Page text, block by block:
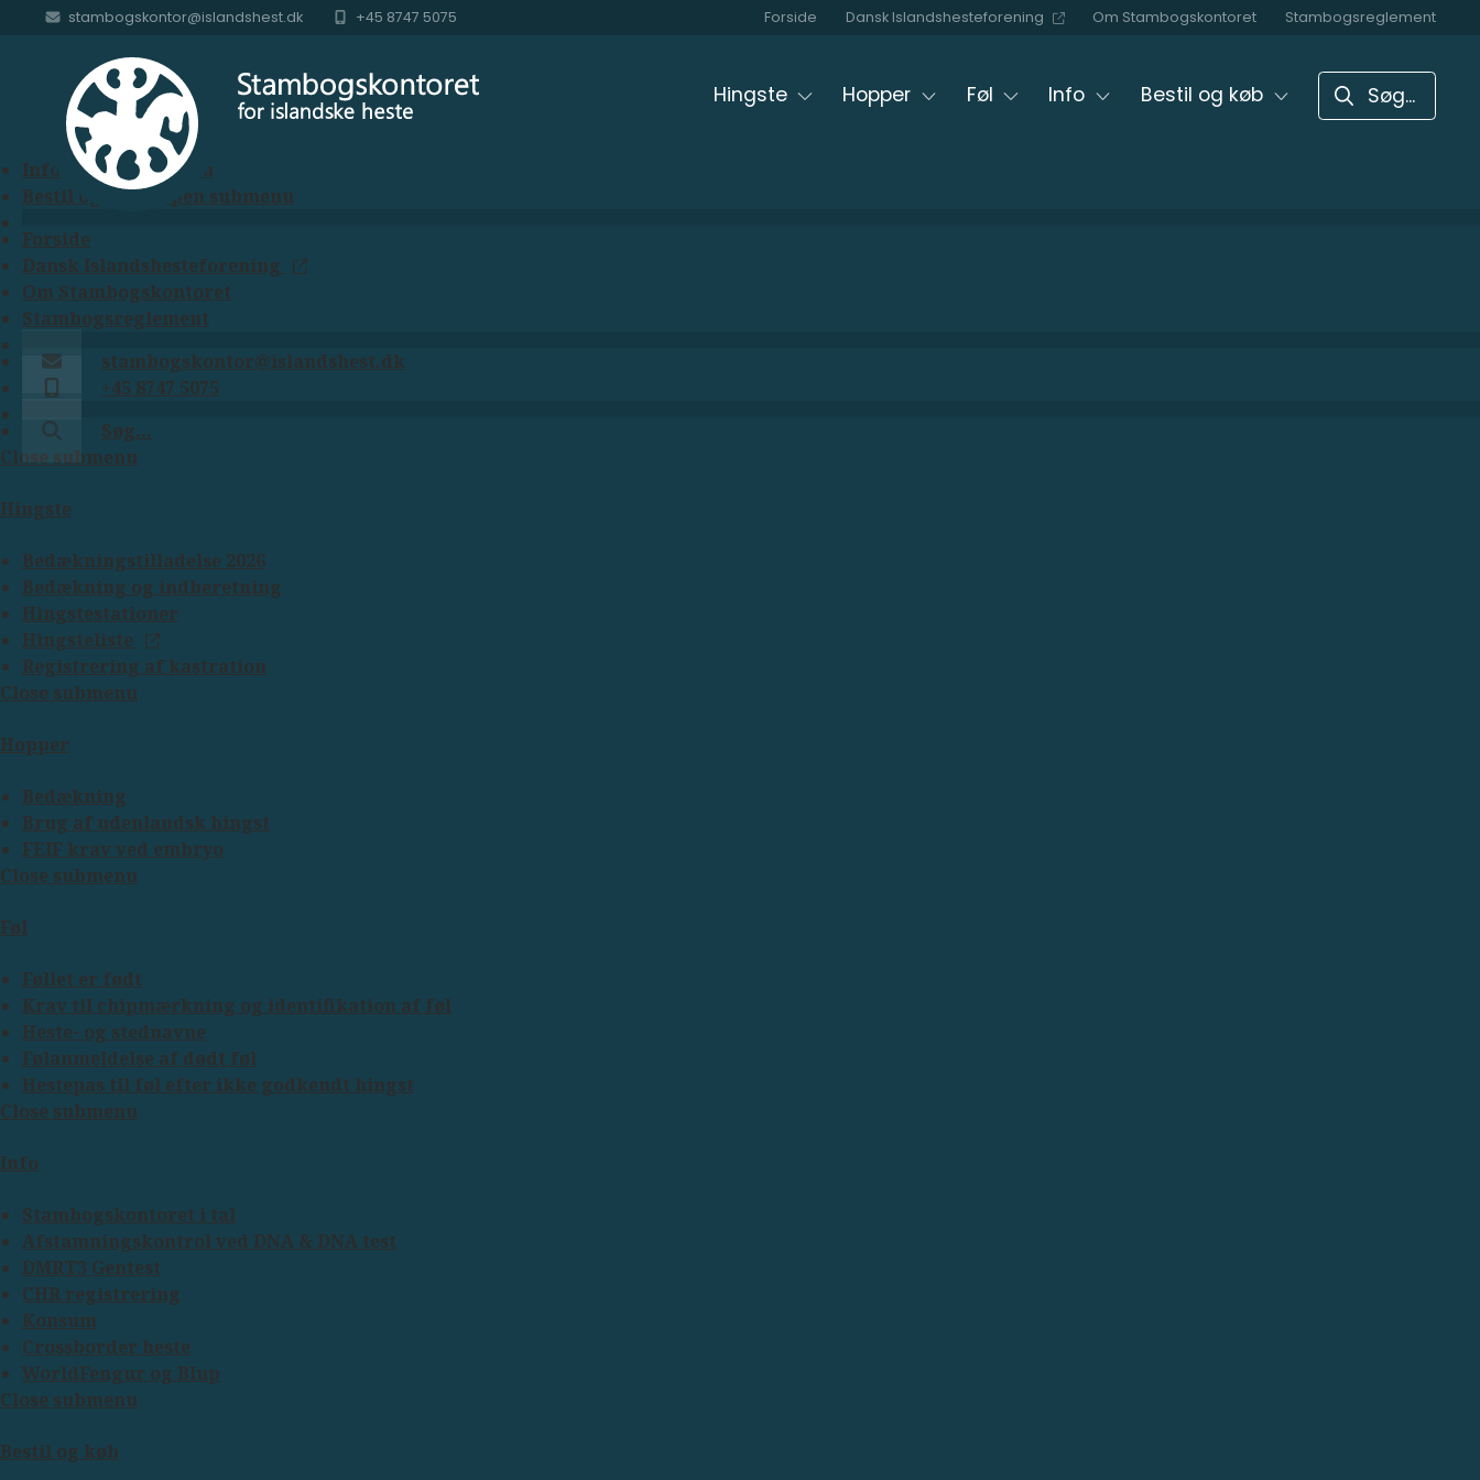
Hingste
Open submenu
Hopper
Open submenu
Open submenu
Info
Open submenu
Bestil og køb
Open submenu
Forside
Dansk Islandshesteforening
Om Stambogskontoret
Stambogsreglement
stambogskontor@islandshest.dk
+45 8747 5075
Søg…
Close submenu
Hingste
Bedækningstilladelse 2026
Bedækning og indberetning
Hingstestationer
Hingsteliste
Registrering af kastration
Close submenu
Hopper
Bedækning
Brug af udenlandsk hingst
FEIF krav ved embryo
Close submenu
Føl
Føllet er født
Krav til chipmærkning og identifikation af føl
Heste- og stednavne
Følanmeldelse af dødt føl
Hestepas til føl efter ikke godkendt hingst
Close submenu
Info
Stambogskontoret i tal
Afstamningskontrol ved DNA & DNA test
DMRT3 Gentest
CHR registrering
Konsum
Crossborder heste
WorldFengur og Blup
Close submenu
Bestil og køb
stambogskontor@islandshest.dk +45 8747 5075 Forside Dansk Islandshesteforening Om Stambogskontoret Stambogsreglement
Hingste Hopper Føl Info Bestil og køb Søg...